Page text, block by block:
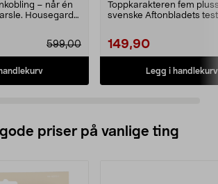
– når én
Housegard
599,00
Toppkarakteren fem
svenske Aftonbladets
149,90
Legg i handlekurv
priser på vanlige ting